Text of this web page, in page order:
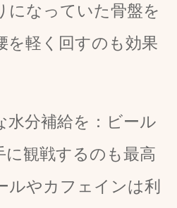
になっていた骨盤を
を軽く回すのも効果
分補給を： ビール
に観戦するのも最高
ルやカフェインは利